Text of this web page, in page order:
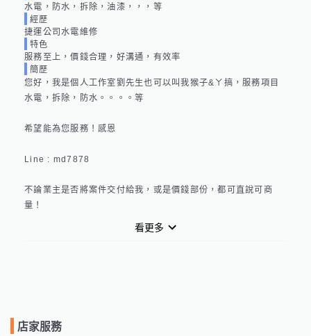
水電，防水，拆除，油漆，，，等
經歷
捷運公司水電維修
特色
服務至上，價錢合理，好溝通，有效率
簡歷
您好，我是個人工作室劉先生也可以叫我猴子&ㄚ搞，服務項目
水電，拆除，防水。。。。等
希望能為您服務！感恩
Line : md7878
不論業主是否將案件交付給我，或是價錢部份，都可直說可商
量！
看更多
店家服務